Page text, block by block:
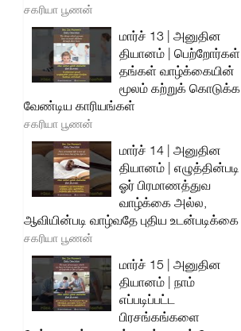
சகரியா பூணன்
மார்ச் 13 | அனுதின
தியானம் | பெற்றோர்கள்
தங்கள் வாழ்க்கையின்
மூலம் கற்றுக் கொடுக்க
வேண்டிய காரியங்கள்
சகரியா பூணன்
மார்ச் 14 | அனுதின
தியானம் | எழுத்தின்படி
ஓர் பிரமாணத்துவ
வாழ்க்கை அல்ல,
ஆவியின்படி வாழ்வதே புதிய உடன்படிக்கை
சகரியா பூணன்
மார்ச் 15 | அனுதின
தியானம் | நாம்
எப்படிப்பட்ட
பிரசங்கங்களை